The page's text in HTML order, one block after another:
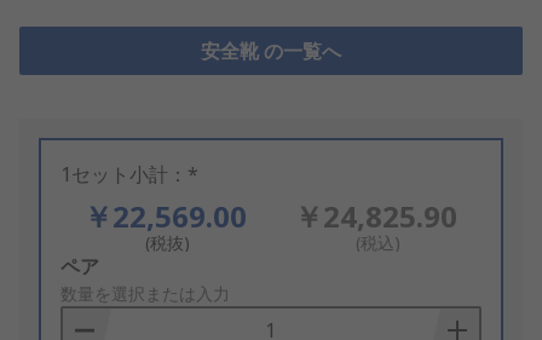
安全靴 の一覧へ
1セット小計：*
￥22,569.00
(税抜)
￥24,825.90
(税込)
Add
to
Basket
ペア
数量を選択または入力